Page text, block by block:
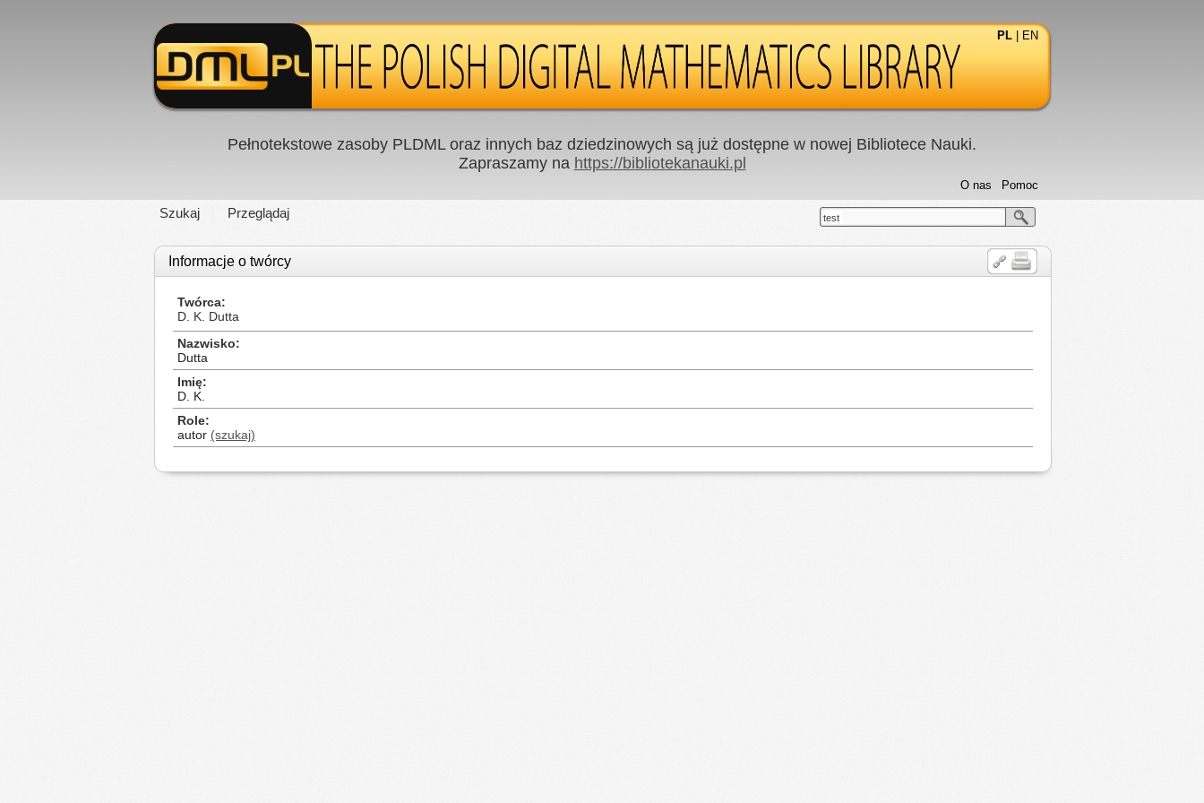
PL EN
Pełnotekstowe zasoby PLDML oraz innych baz dziedzinowych są już dostępne w nowej Bibliotece Nauki.
Zapraszamy na https://bibliotekanauki.pl
Szukaj Przeglądaj
Pomoc
O nas
test
Informacje o twórcy
Twórca
D. K. Dutta
Nazwisko
Dutta
Imię
D. K.
Role
autor (szukaj)